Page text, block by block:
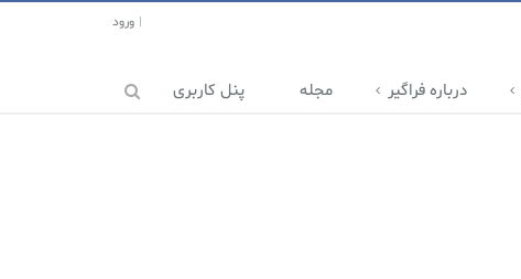
ورود
درباره فراگیر مجله پنل کاربری